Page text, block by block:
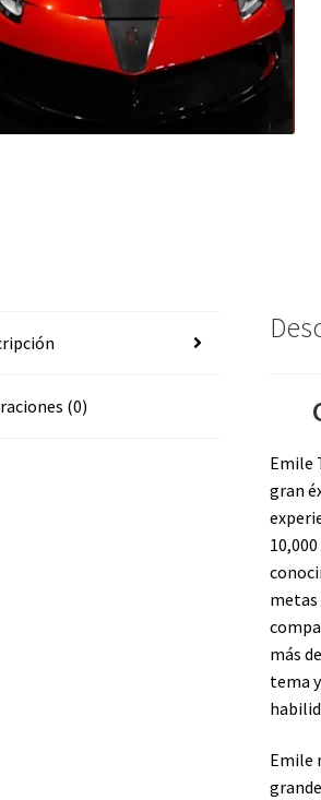
(0)
Emile
gran
metas
más
tema
Emile